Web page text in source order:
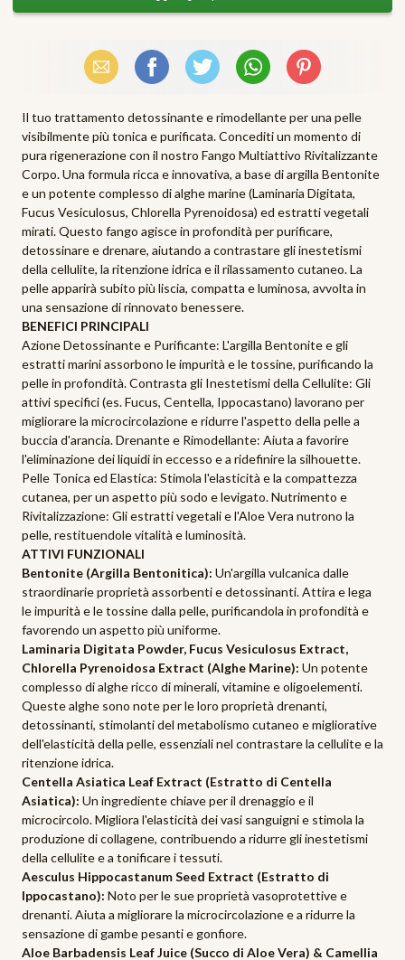
Email FacebookX (Twitter)WhatsAppPinterest
Il tuo trattamento detossinante e rimodellante per una pelle
visibilmente più tonica e purificata. Concediti un momento di
pura rigenerazione con il nostro Fango Multiattivo Rivitalizzante
Corpo. Una formula ricca e innovativa, a base di argilla Bentonite
e un potente complesso di alghe marine (Laminaria Digitata,
Fucus Vesiculosus, Chlorella Pyrenoidosa) ed estratti vegetali
mirati. Questo fango agisce in profondità per purificare,
detossinare e drenare, aiutando a contrastare gli inestetismi
della cellulite, la ritenzione idrica e il rilassamento cutaneo. La
pelle apparirà subito più liscia, compatta e luminosa, avvolta in
una sensazione di rinnovato benessere.
BENEFICI PRINCIPALI
Azione Detossinante e Purificante: L'argilla Bentonite e gli
estratti marini assorbono le impurità e le tossine, purificando la
pelle in profondità. Contrasta gli Inestetismi della Cellulite: Gli
attivi specifici (es. Fucus, Centella, Ippocastano) lavorano per
migliorare la microcircolazione e ridurre l'aspetto della pelle a
buccia d'arancia. Drenante e Rimodellante: Aiuta a favorire
l'eliminazione dei liquidi in eccesso e a ridefinire la silhouette.
Pelle Tonica ed Elastica: Stimola l'elasticità e la compattezza
cutanea, per un aspetto più sodo e levigato. Nutrimento e
Rivitalizzazione: Gli estratti vegetali e l'Aloe Vera nutrono la
pelle, restituendole vitalità e luminosità.
ATTIVI FUNZIONALI
Bentonite (Argilla Bentonitica): Un'argilla vulcanica dalle
straordinarie proprietà assorbenti e detossinanti. Attira e lega
le impurità e le tossine dalla pelle, purificandola in profondità e
favorendo un aspetto più uniforme.
Laminaria Digitata Powder, Fucus Vesiculosus Extract,
Chlorella Pyrenoidosa Extract (Alghe Marine): Un potente
complesso di alghe ricco di minerali, vitamine e oligoelementi.
Queste alghe sono note per le loro proprietà drenanti,
detossinanti, stimolanti del metabolismo cutaneo e migliorative
dell'elasticità della pelle, essenziali nel contrastare la cellulite e la
ritenzione idrica.
Centella Asiatica Leaf Extract (Estratto di Centella
Asiatica): Un ingrediente chiave per il drenaggio e il
microcircolo. Migliora l'elasticità dei vasi sanguigni e stimola la
produzione di collagene, contribuendo a ridurre gli inestetismi
della cellulite e a tonificare i tessuti.
Aesculus Hippocastanum Seed Extract (Estratto di
Ippocastano): Noto per le sue proprietà vasoprotettive e
drenanti. Aiuta a migliorare la microcircolazione e a ridurre la
sensazione di gambe pesanti e gonfiore.
Aloe Barbadensis Leaf Juice (Succo di Aloe Vera) & Camellia